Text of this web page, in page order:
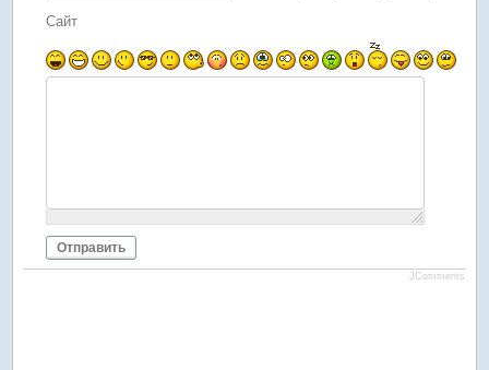
Сайт
Отправить
JComments